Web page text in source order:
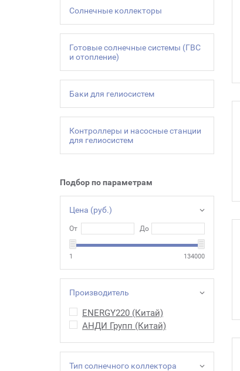
Солнечные коллекторы
Готовые солнечные системы (ГВС
и отопление)
Баки для гелиосистем
Контроллеры и насосные станции
для гелиосистем
Подбор по параметрам
Цена (руб.)
От До
1 134000
Производитель
ENERGY220 (Китай)
АНДИ Групп (Китай)
Тип солнечного коллектора